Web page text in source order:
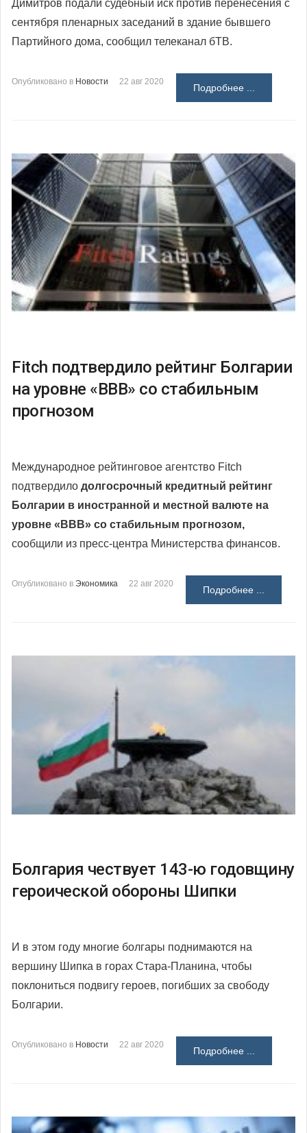
Димитров подали судебный иск против перенесения с
сентября пленарных заседаний в здание бывшего
Партийного дома, сообщил телеканал бТВ.
Опубликовано в Новости 22 авг 2020
Подробнее ...
Fitch подтвердило рейтинг Болгарии
на уровне «BBB» со стабильным
прогнозом
Международное рейтинговое агентство Fitch
подтвердило долгосрочный кредитный рейтинг
Болгарии в иностранной и местной валюте на
уровне «BBB» со стабильным прогнозом,
сообщили из пресс-центра Министерства финансов.
Опубликовано в Экономика 22 авг 2020
Подробнее ...
Болгария чествует 143-ю годовщину
героической обороны Шипки
И в этом году многие болгары поднимаются на
вершину Шипка в горах Стара-Планина, чтобы
поклониться подвигу героев, погибших за свободу
Болгарии.
Опубликовано в Новости 22 авг 2020
Подробнее ...